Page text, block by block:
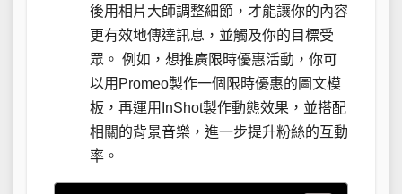
後用相片大師調整細節，才能讓你的內容
更有效地傳達訊息，並觸及你的目標受
眾。 例如，想推廣限時優惠活動，你可
以用Promeo製作一個限時優惠的圖文模
板，再運用InShot製作動態效果，並搭配
相關的背景音樂，進一步提升粉絲的互動
率。